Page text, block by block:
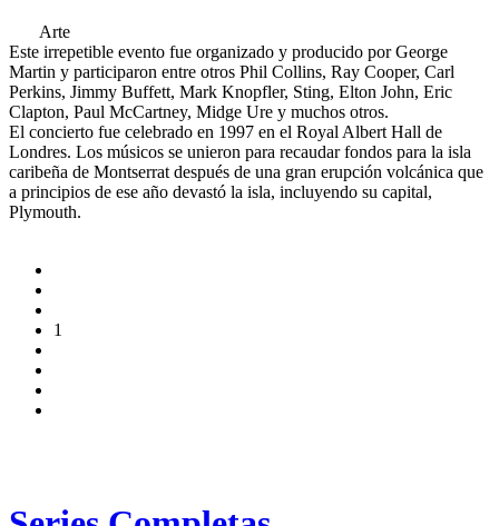
Arte
Este irrepetible evento fue organizado y producido por George
Martin y participaron entre otros Phil Collins, Ray Cooper, Carl
Perkins, Jimmy Buffett, Mark Knopfler, Sting, Elton John, Eric
Clapton, Paul McCartney, Midge Ure y muchos otros.
El concierto fue celebrado en 1997 en el Royal Albert Hall de
Londres. Los músicos se unieron para recaudar fondos para la isla
caribeña de Montserrat después de una gran erupción volcánica que
a principios de ese año devastó la isla, incluyendo su capital,
Plymouth.
1